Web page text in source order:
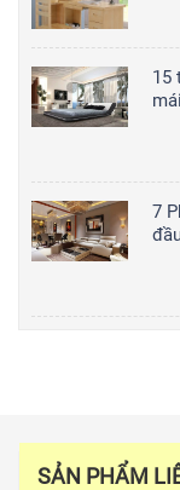
15
mái
7
SẢN PHẨM